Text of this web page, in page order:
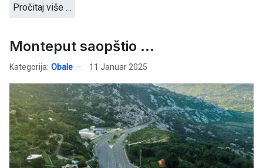
Pročitaj više …
Monteput saopštio ...
Kategorija: Obale 11 Januar 2025